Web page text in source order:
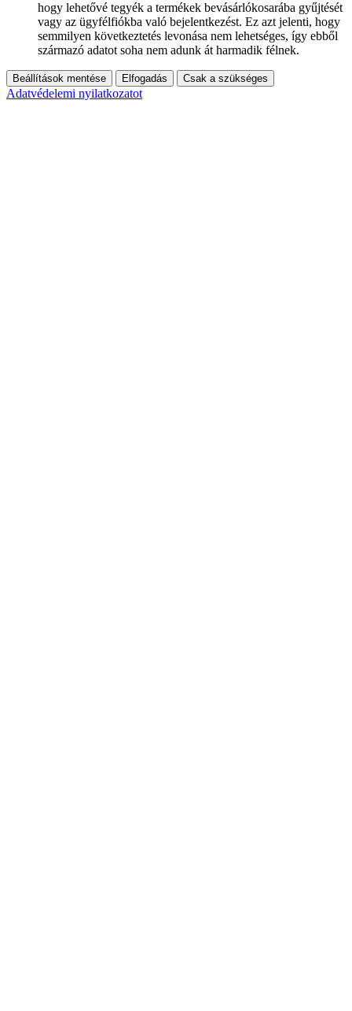
hogy lehetővé tegyék a termékek bevásárlókosarába gyűjtését
vagy az ügyfélfiókba való bejelentkezést. Ez azt jelenti, hogy
semmilyen következtetés levonása nem lehetséges, így ebből
származó adatot soha nem adunk át harmadik félnek.
Beállítások mentése Elfogadás Csak a szükséges
Adatvédelemi nyilatkozatot